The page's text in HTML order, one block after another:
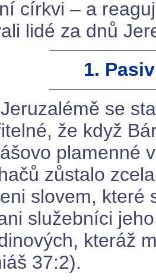
církvi – a
lidé za dnů
1.
se
že když
plamenné
zůstalo
slovem, které
služebníci
kteráž
37:2).